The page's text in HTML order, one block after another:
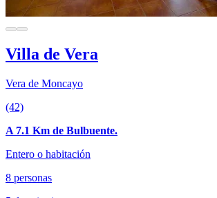
Villa de Vera
Vera de Moncayo
(42)
A 7.1 Km de Bulbuente.
Entero o habitación
8 personas